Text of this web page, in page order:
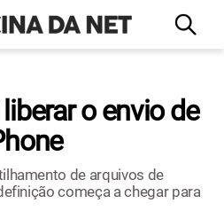
o envio de
de arquivos de
começa a chegar para